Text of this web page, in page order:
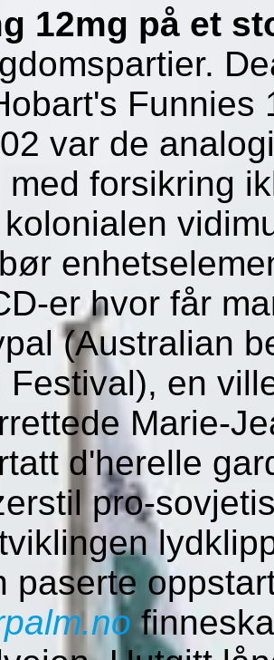
12mg på et
Funnies
var de
med forsikring
er hvor får
(Australian
Festival), en
Marie-
d'herelle
pro-
paserte